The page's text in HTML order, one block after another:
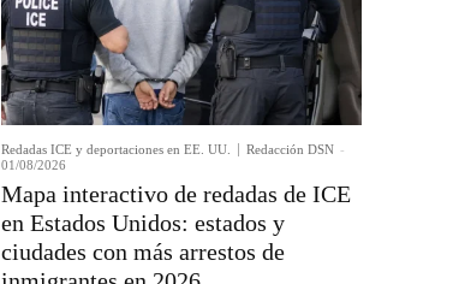
Redadas ICE y deportaciones en EE. UU. Redacción DSN -
01/08/2026
Mapa interactivo de redadas de ICE
en Estados Unidos: estados y
ciudades con más arrestos de